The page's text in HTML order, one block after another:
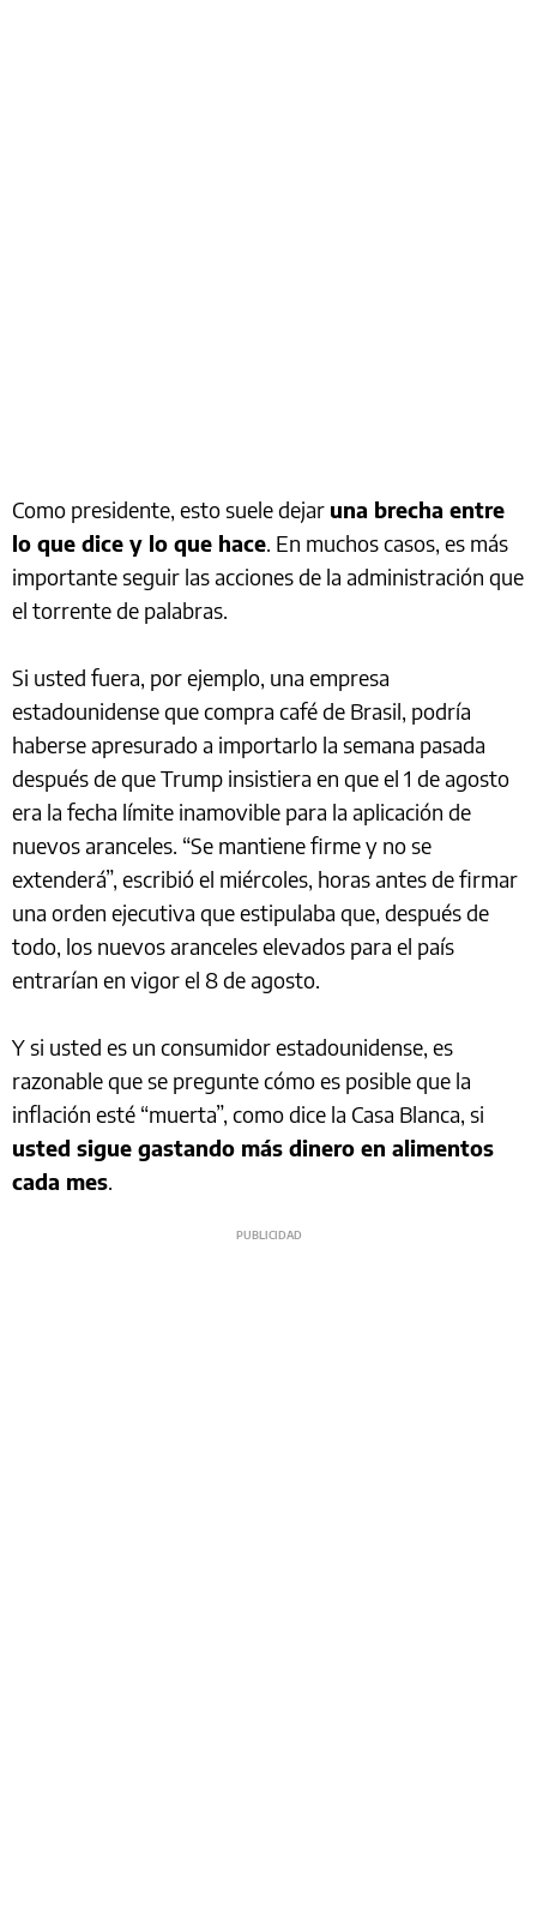
Como presidente, esto suele dejar una brecha entre
lo que dice y lo que hace. En muchos casos, es más
importante seguir las acciones de la administración que
el torrente de palabras.
Si usted fuera, por ejemplo, una empresa
estadounidense que compra café de Brasil, podría
haberse apresurado a importarlo la semana pasada
después de que Trump insistiera en que el 1 de agosto
era la fecha límite inamovible para la aplicación de
nuevos aranceles. “Se mantiene firme y no se
extenderá”, escribió el miércoles, horas antes de firmar
una orden ejecutiva que estipulaba que, después de
todo, los nuevos aranceles elevados para el país
entrarían en vigor el 8 de agosto.
Y si usted es un consumidor estadounidense, es
razonable que se pregunte cómo es posible que la
inflación esté “muerta”, como dice la Casa Blanca, si
usted sigue gastando más dinero en alimentos
cada mes.